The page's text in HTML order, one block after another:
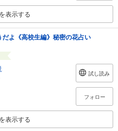
表示する
よ《高校生編》秘密の花占い
試し読み
フォロー
表示する